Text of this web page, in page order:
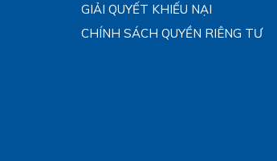
GIẢI QUYẾT KHIẾU NẠI
CHÍNH SÁCH QUYỀN RIÊNG TƯ